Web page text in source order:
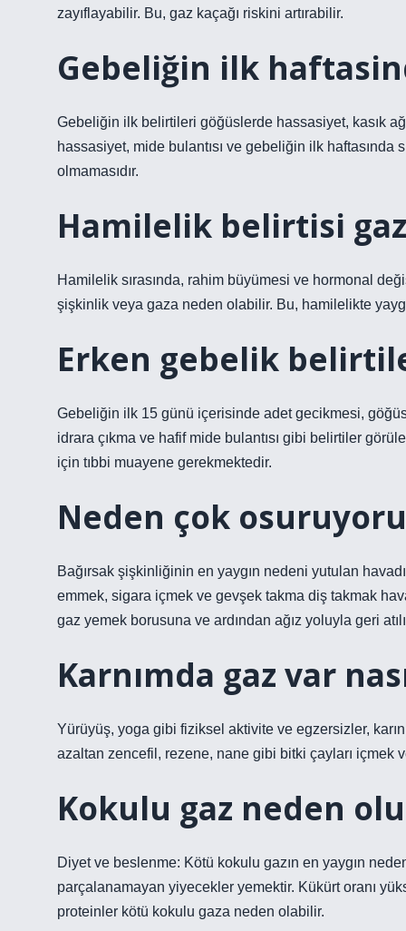
zayıflayabilir. Bu, gaz kaçağı riskini artırabilir.
Gebeliğin ilk
Gebeliğin ilk belirtileri göğüslerde hassasiyet, kasık
hassasiyet, mide bulantısı ve gebeliğin ilk haftasında
olmamasıdır.
Hamilelik belirtisi gaz
Hamilelik sırasında, rahim büyümesi ve hormonal
şişkinlik veya gaza neden olabilir. Bu, hamilelikte
Erken gebelik
Gebeliğin ilk 15 günü içerisinde adet gecikmesi,
idrara çıkma ve hafif mide bulantısı gibi belirtiler
için tıbbi muayene gerekmektedir.
Neden çok
Bağırsak şişkinliğinin en yaygın nedeni yutulan
emmek, sigara içmek ve gevşek takma diş takmak
gaz yemek borusuna ve ardından ağız yoluyla geri
Karnımda gaz var
Yürüyüş, yoga gibi fiziksel aktivite ve egzersizler,
azaltan zencefil, rezene, nane gibi bitki çayları içmek
Kokulu gaz neden
Diyet ve beslenme: Kötü kokulu gazın en yaygın
parçalanamayan yiyecekler yemektir. Kükürt oranı
proteinler kötü kokulu gaza neden olabilir.